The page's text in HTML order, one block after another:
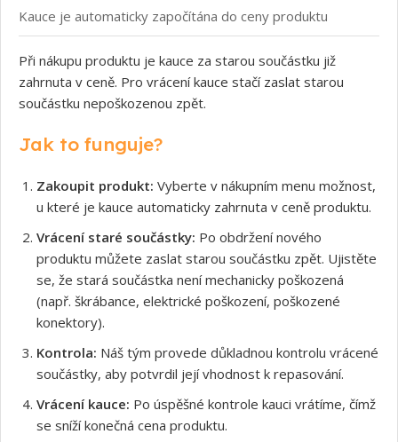
Kauce je automaticky započítána do ceny produktu
Při nákupu produktu je kauce za starou součástku již
zahrnuta v ceně. Pro vrácení kauce stačí zaslat starou
součástku nepoškozenou zpět.
Jak to funguje?
Zakoupit produkt: Vyberte v nákupním menu možnost,
u které je kauce automaticky zahrnuta v ceně produktu.
Vrácení staré součástky: Po obdržení nového
produktu můžete zaslat starou součástku zpět. Ujistěte
se, že stará součástka není mechanicky poškozená
(např. škrábance, elektrické poškození, poškozené
konektory).
Kontrola: Náš tým provede důkladnou kontrolu vrácené
součástky, aby potvrdil její vhodnost k repasování.
Vrácení kauce: Po úspěšné kontrole kauci vrátíme, čímž
se sníží konečná cena produktu.